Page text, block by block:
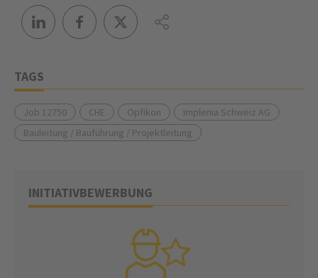
TAGS
Job 12750 CHE Opfikon
Implenia Schweiz AG
Bauleitung / Bauführung / Projektleitung
INITIATIVBEWERBUNG